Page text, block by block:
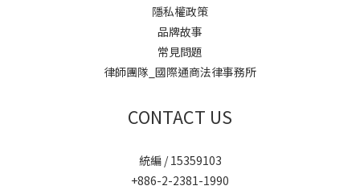
隱私權政策
品牌故事
常見問題
律師團隊_國際通商法律事務所
CONTACT US
統編 / 15359103
+886-2-2381-1990